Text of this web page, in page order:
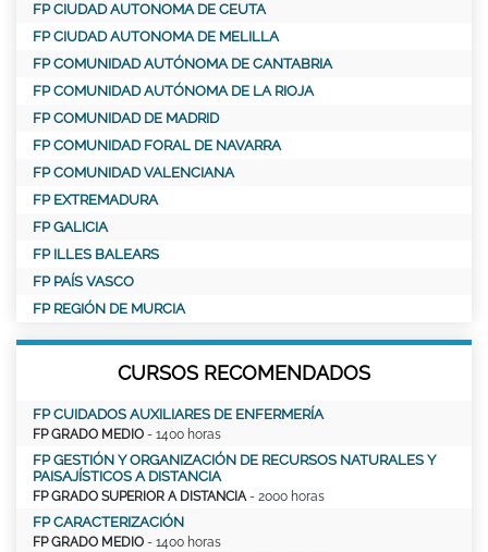
FP CIUDAD AUTONOMA DE CEUTA
FP CIUDAD AUTONOMA DE MELILLA
FP COMUNIDAD AUTÓNOMA DE CANTABRIA
FP COMUNIDAD AUTÓNOMA DE LA RIOJA
FP COMUNIDAD DE MADRID
FP COMUNIDAD FORAL DE NAVARRA
FP COMUNIDAD VALENCIANA
FP EXTREMADURA
FP GALICIA
FP ILLES BALEARS
FP PAÍS VASCO
FP REGIÓN DE MURCIA
CURSOS RECOMENDADOS
FP CUIDADOS AUXILIARES DE ENFERMERÍA
FP GRADO MEDIO - 1400 horas
FP GESTIÓN Y ORGANIZACIÓN DE RECURSOS NATURALES Y
PAISAJÍSTICOS A DISTANCIA
FP GRADO SUPERIOR A DISTANCIA- 2000 horas
FP CARACTERIZACIÓN
FP GRADO MEDIO - 1400 horas